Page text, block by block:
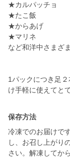
★カルパッチョ
★たこ飯
★からあげ
★マリネ
など和洋中さまざ
1パックにつき足
保存方法
冷凍でのお届けで
し、お召し上がり
さい。解凍してか